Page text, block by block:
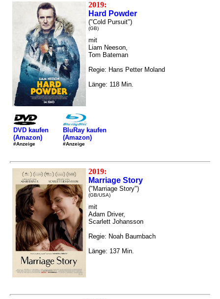
2019:
Hard Powder
("Cold Pursuit")
(GB)
mit
Liam Neeson,
Tom Bateman
Regie: Hans Petter Moland
Länge: 118 Min.
DVD kaufen
(Amazon)
#Anzeige
BluRay kaufen
(Amazon)
#Anzeige
2019:
Marriage Story
("Marriage Story")
(GB/USA)
mit
Adam Driver,
Scarlett Johansson
Regie: Noah Baumbach
Länge: 137 Min.